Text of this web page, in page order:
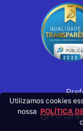
Portal
Utilizamos cookies
nossa POLÍTICA